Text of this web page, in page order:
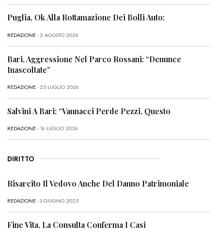
Puglia, Ok Alla Rottamazione Dei Bolli Auto:
REDAZIONE- 2 AGOSTO 2026
Bari, Aggressione Nel Parco Rossani: “Denunce
Inascoltate”
REDAZIONE- 25 LUGLIO 2026
Salvini A Bari: “Vannacci Perde Pezzi, Questo
REDAZIONE- 16 LUGLIO 2026
DIRITTO
Risarcito Il Vedovo Anche Del Danno Patrimoniale
REDAZIONE- 3 GIUGNO 2025
Fine Vita, La Consulta Conferma I Casi